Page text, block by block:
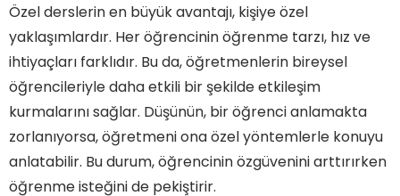
Özel derslerin en büyük avantajı, kişiye özel
yaklaşımlardır. Her öğrencinin öğrenme tarzı, hız ve
ihtiyaçları farklıdır. Bu da, öğretmenlerin bireysel
öğrencileriyle daha etkili bir şekilde etkileşim
kurmalarını sağlar. Düşünün, bir öğrenci anlamakta
zorlanıyorsa, öğretmeni ona özel yöntemlerle konuyu
anlatabilir. Bu durum, öğrencinin özgüvenini arttırırken
öğrenme isteğini de pekiştirir.